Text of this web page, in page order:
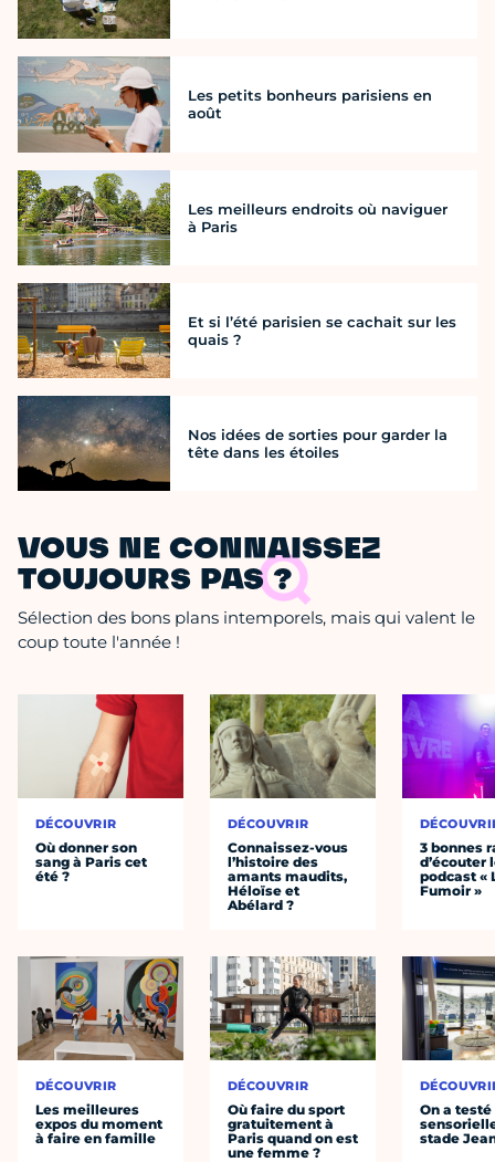
Les petits bonheurs parisiens en
août
Les meilleurs endroits où naviguer
à Paris
Et si l’été parisien se cachait sur les
quais ?
Nos idées de sorties pour garder la
tête dans les étoiles
VOUS NE CONNAISSEZ
TOUJOURS PAS ?
Sélection des bons plans intemporels, mais qui valent le
coup toute l'année !
DÉCOUVRIR
Où donner son
sang à Paris cet
été ?
DÉCOUVRIR
Les meilleures
expos du moment
à faire en famille
DÉCOUVRIR
Connaissez-vous
l’histoire des
amants maudits,
Héloïse et
Abélard ?
DÉCOUVRIR
Où faire du sport
gratuitement à
Paris quand on est
une femme ?
3 bonnes
d’écouter
podcast «
Fumoir »
On a
stade